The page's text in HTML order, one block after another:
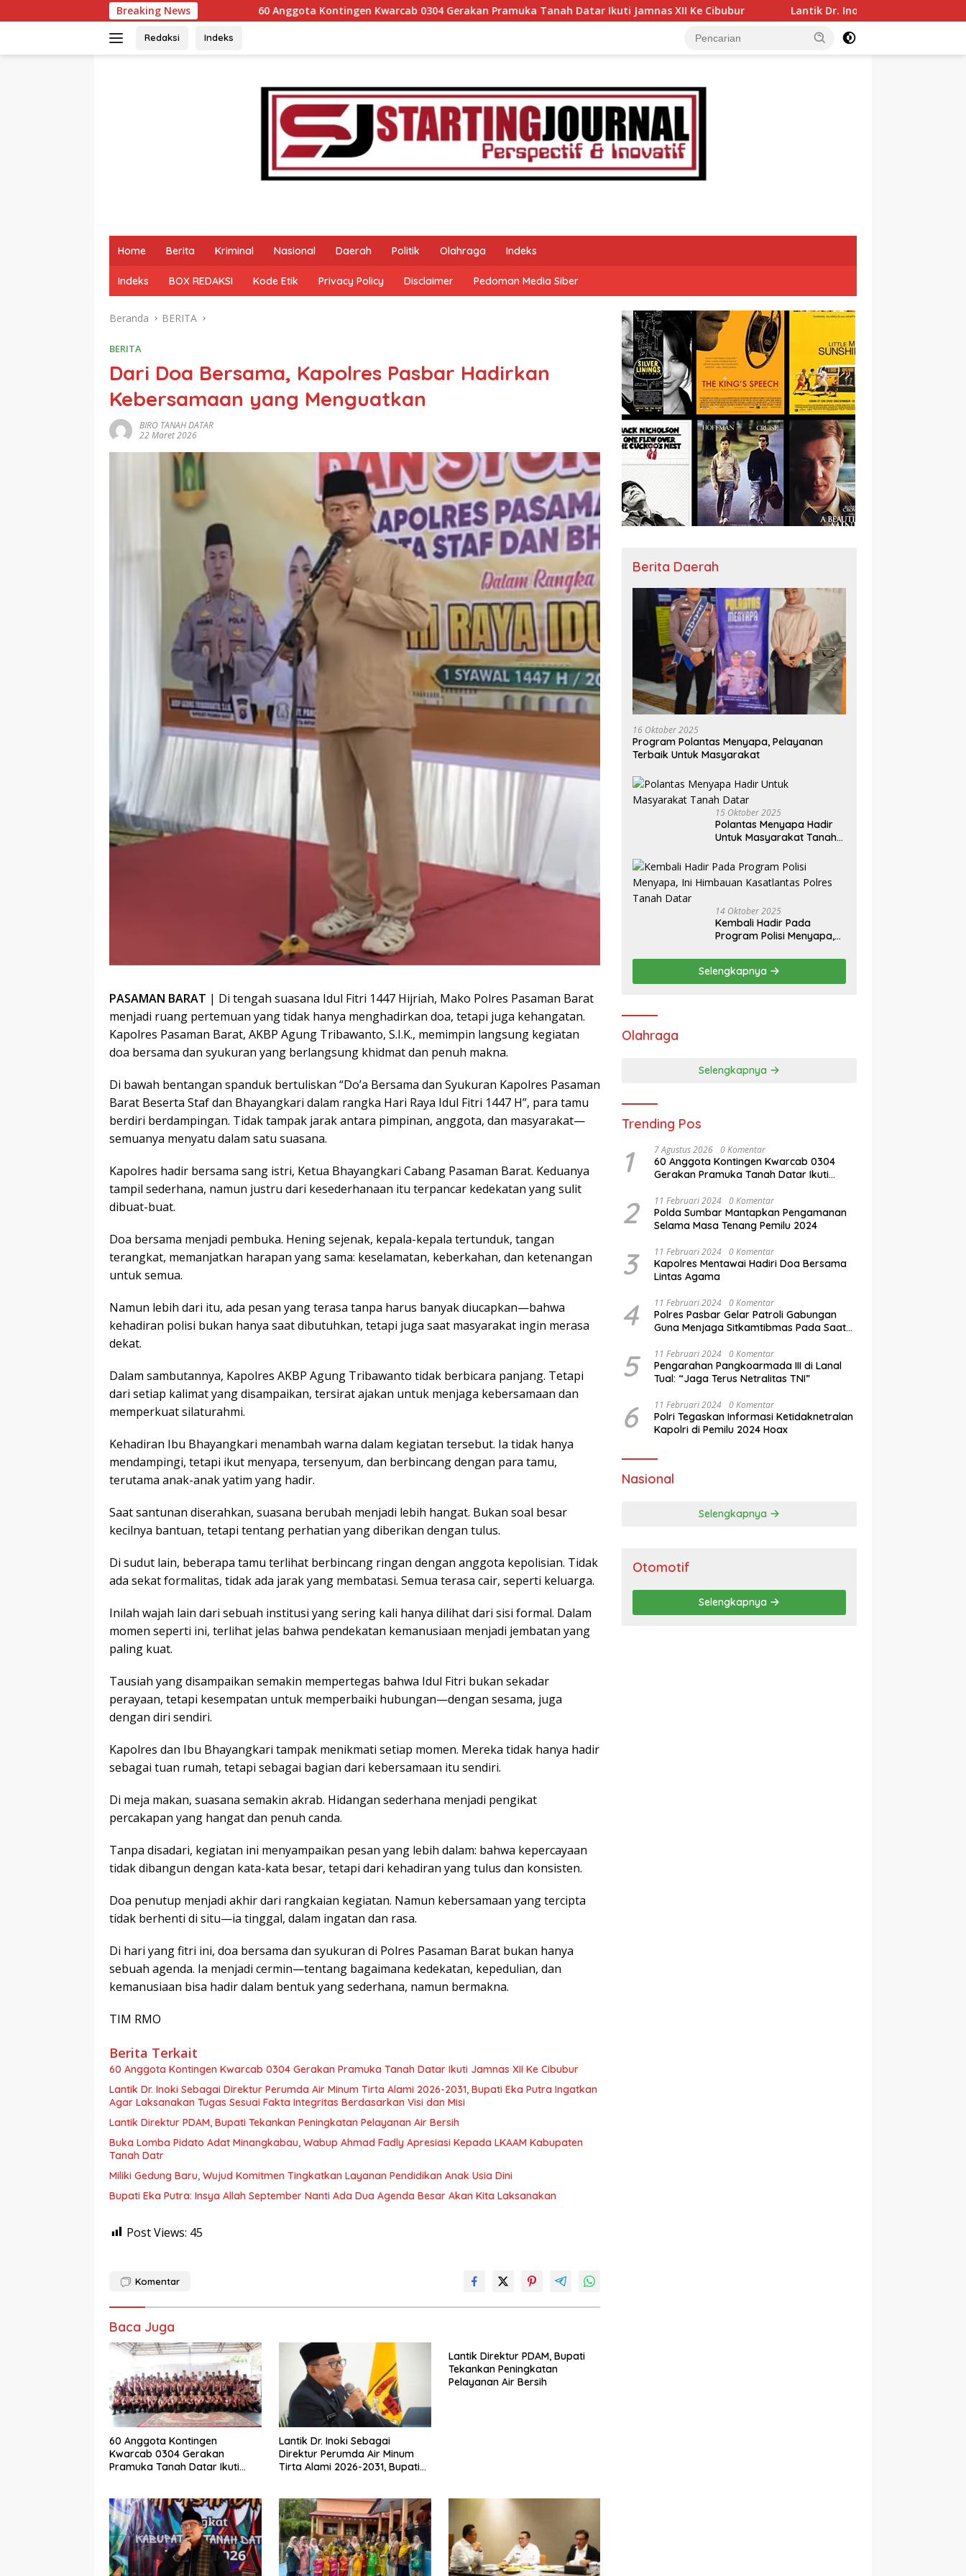
ke
Breaking News
60 Anggota Kontingen Kwarcab 0304 Gerakan Pramuka Tanah Datar Ikuti Jamnas XII Ke Cibubur Lantik Dr. Inoki Sebagai Direktur Perumda Air Minum
Redaksi Indeks
Home Berita Kriminal Nasional Daerah Politik Olahraga Indeks
Indeks BOX REDAKSI Kode Etik Privacy Policy Disclaimer Pedoman Media Siber
Beranda BERITA
BERITA
Dari Doa Bersama, Kapolres Pasbar Hadirkan
Kebersamaan yang Menguatkan
BIRO TANAH DATAR
22 Maret 2026
PASAMAN BARAT | Di tengah suasana Idul Fitri 1447 Hijriah, Mako Polres Pasaman Barat
menjadi ruang pertemuan yang tidak hanya menghadirkan doa, tetapi juga kehangatan.
Kapolres Pasaman Barat, AKBP Agung Tribawanto, S.I.K., memimpin langsung kegiatan
doa bersama dan syukuran yang berlangsung khidmat dan penuh makna.
Di bawah bentangan spanduk bertuliskan “Do’a Bersama dan Syukuran Kapolres Pasaman
Barat Beserta Staf dan Bhayangkari dalam rangka Hari Raya Idul Fitri 1447 H”, para tamu
berdiri berdampingan. Tidak tampak jarak antara pimpinan, anggota, dan masyarakat—
semuanya menyatu dalam satu suasana.
Kapolres hadir bersama sang istri, Ketua Bhayangkari Cabang Pasaman Barat. Keduanya
tampil sederhana, namun justru dari kesederhanaan itu terpancar kedekatan yang sulit
dibuat-buat.
Doa bersama menjadi pembuka. Hening sejenak, kepala-kepala tertunduk, tangan
terangkat, memanjatkan harapan yang sama: keselamatan, keberkahan, dan ketenangan
untuk semua.
Namun lebih dari itu, ada pesan yang terasa tanpa harus banyak diucapkan—bahwa
kehadiran polisi bukan hanya saat dibutuhkan, tetapi juga saat masyarakat ingin merasa
dekat.
Dalam sambutannya, Kapolres AKBP Agung Tribawanto tidak berbicara panjang. Tetapi
dari setiap kalimat yang disampaikan, tersirat ajakan untuk menjaga kebersamaan dan
memperkuat silaturahmi.
Kehadiran Ibu Bhayangkari menambah warna dalam kegiatan tersebut. Ia tidak hanya
mendampingi, tetapi ikut menyapa, tersenyum, dan berbincang dengan para tamu,
terutama anak-anak yatim yang hadir.
Saat santunan diserahkan, suasana berubah menjadi lebih hangat. Bukan soal besar
kecilnya bantuan, tetapi tentang perhatian yang diberikan dengan tulus.
Di sudut lain, beberapa tamu terlihat berbincang ringan dengan anggota kepolisian. Tidak
ada sekat formalitas, tidak ada jarak yang membatasi. Semua terasa cair, seperti keluarga.
Inilah wajah lain dari sebuah institusi yang sering kali hanya dilihat dari sisi formal. Dalam
momen seperti ini, terlihat jelas bahwa pendekatan kemanusiaan menjadi jembatan yang
paling kuat.
Tausiah yang disampaikan semakin mempertegas bahwa Idul Fitri bukan sekadar
perayaan, tetapi kesempatan untuk memperbaiki hubungan—dengan sesama, juga
dengan diri sendiri.
Kapolres dan Ibu Bhayangkari tampak menikmati setiap momen. Mereka tidak hanya hadir
sebagai tuan rumah, tetapi sebagai bagian dari kebersamaan itu sendiri.
Di meja makan, suasana semakin akrab. Hidangan sederhana menjadi pengikat
percakapan yang hangat dan penuh canda.
Tanpa disadari, kegiatan ini menyampaikan pesan yang lebih dalam: bahwa kepercayaan
tidak dibangun dengan kata-kata besar, tetapi dari kehadiran yang tulus dan konsisten.
Doa penutup menjadi akhir dari rangkaian kegiatan. Namun kebersamaan yang tercipta
tidak berhenti di situ—ia tinggal, dalam ingatan dan rasa.
Di hari yang fitri ini, doa bersama dan syukuran di Polres Pasaman Barat bukan hanya
sebuah agenda. Ia menjadi cermin—tentang bagaimana kedekatan, kepedulian, dan
kemanusiaan bisa hadir dalam bentuk yang sederhana, namun bermakna.
TIM RMO
Berita Terkait
60 Anggota Kontingen Kwarcab 0304 Gerakan Pramuka Tanah Datar Ikuti Jamnas XII Ke Cibubur
Lantik Dr. Inoki Sebagai Direktur Perumda Air Minum Tirta Alami 2026-2031, Bupati Eka Putra Ingatkan
Agar Laksanakan Tugas Sesuai Fakta Integritas Berdasarkan Visi dan Misi
Lantik Direktur PDAM, Bupati Tekankan Peningkatan Pelayanan Air Bersih
Buka Lomba Pidato Adat Minangkabau, Wabup Ahmad Fadly Apresiasi Kepada LKAAM Kabupaten
Tanah Datr
Miliki Gedung Baru, Wujud Komitmen Tingkatkan Layanan Pendidikan Anak Usia Dini
Bupati Eka Putra: Insya Allah September Nanti Ada Dua Agenda Besar Akan Kita Laksanakan
Post Views: 45
Komentar
Baca Juga
60 Anggota Kontingen
Kwarcab 0304 Gerakan
Pramuka Tanah Datar Ikuti
Lantik Dr. Inoki Sebagai
Direktur Perumda Air Minum
Tirta Alami 2026-2031, Bupati
Fakta Integritas Berdasarkan
Visi dan Misi
Lantik Direktur PDAM, Bupati
Tekankan Peningkatan
Pelayanan Air Bersih
Berita Daerah
16 Oktober 2025
Program Polantas Menyapa, Pelayanan
Terbaik Untuk Masyarakat
15 Oktober 2025
Polantas Menyapa Hadir
Untuk Masyarakat Tanah
14 Oktober 2025
Kembali Hadir Pada
Program Polisi Menyapa,
Polres Tanah Datar
Selengkapnya
Olahraga
Selengkapnya
Trending Pos
1 7 Agustus 2026 0 Komentar
60 Anggota Kontingen Kwarcab 0304
Gerakan Pramuka Tanah Datar Ikuti
2 11 Februari 2024 0 Komentar
Polda Sumbar Mantapkan Pengamanan
Selama Masa Tenang Pemilu 2024
3 11 Februari 2024 0 Komentar
Kapolres Mentawai Hadiri Doa Bersama
Lintas Agama
4 11 Februari 2024 0 Komentar
Polres Pasbar Gelar Patroli Gabungan
Guna Menjaga Sitkamtibmas Pada Saat
5 11 Februari 2024 0 Komentar
Pengarahan Pangkoarmada III di Lanal
Tual: “Jaga Terus Netralitas TNI”
6 11 Februari 2024 0 Komentar
Polri Tegaskan Informasi Ketidaknetralan
Kapolri di Pemilu 2024 Hoax
Nasional
Selengkapnya
Otomotif
Selengkapnya